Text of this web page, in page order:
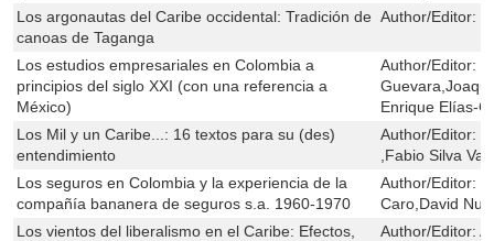
Los argonautas del Caribe occidental: Tradición de
canoas de Taganga
Author/Editor:
Los estudios empresariales en Colombia a
principios del siglo XXI (con una referencia a
México)
Author/Editor:
Enrique Elías-
Los Mil y un Caribe...: 16 textos para su (des)
entendimiento
Author/Editor:
,Fabio Silva
Los seguros en Colombia y la experiencia de la
compañía bananera de seguros s.a. 1960-1970
Author/Editor:
Caro,David
Los vientos del liberalismo en el Caribe: Efectos,
Author/Editor: